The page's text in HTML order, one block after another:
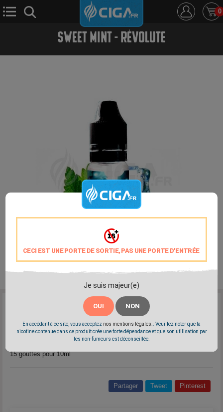
CECI EST UNE PORTE DE SORTIE, PAS UNE PORTE D'ENTRÉE
Je suis majeur(e)
OUI NON
En accédant à ce site, vous acceptez nos mentions légales.
. Veuillez noter que la
nicotine contenue dans ce produit crée une forte dépendance et que son utilisation par
les non-fumeurs est déconseillée.
0
E-Cigarette E-Liquide
SWEET MINT - RÉVOLUTE
revolute-sweet-mint
Marque:
Révolute
Une saveur concentrée de menthe douce
15 gouttes pour 10ml
Partager Tweet Pinterest